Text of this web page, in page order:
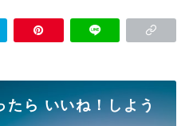
たら いいね！しよう